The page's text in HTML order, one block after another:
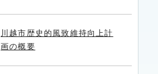
川越市歴史的風致維持向上計
画の概要